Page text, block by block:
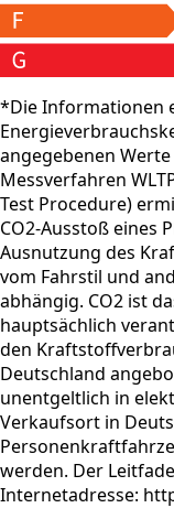
*Die Informationen
angegebenen
Messverfahren
Test Procedure)
CO2-Ausstoß eines
Ausnutzung des
vom Fahrstil und
abhängig. CO2 ist
hauptsächlich
den
Deutschland
unentgeltlich in
Verkaufsort in
werden. Der
Internetadresse: